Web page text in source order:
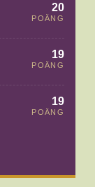
20
POÄNG
19
POÄNG
19
POÄNG